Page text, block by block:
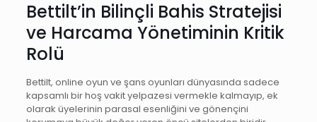
Bettilt’in Bilinçli Bahis Stratejisi
ve Harcama Yönetiminin Kritik
Rolü
Bettilt, online oyun ve şans oyunları dünyasında sadece
kapsamlı bir hoş vakit yelpazesi vermekle kalmayıp, ek
olarak üyelerinin parasal esenliğini ve gönençini